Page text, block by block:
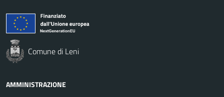
Comune di Leni
AMMINISTRAZIONE